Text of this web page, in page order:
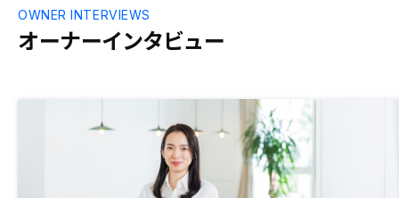
オーナーインタビュー
OWNER INTERVIEWS